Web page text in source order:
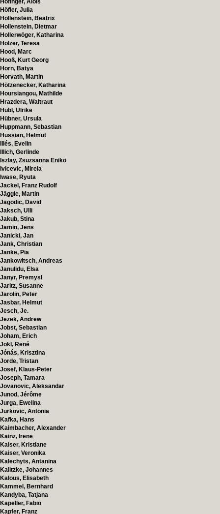
Hofinger, Alois
Höfler, Julia
Hollenstein, Beatrix
Hollenstein, Dietmar
Hollerwöger, Katharina
Holzer, Teresa
Hood, Marc
Hooß, Kurt Georg
Horn, Batya
Horvath, Martin
Hötzenecker, Katharina
Hoursiangou, Mathilde
Hrazdera, Waltraut
Hübl, Ulrike
Hübner, Ursula
Huppmann, Sebastian
Hussian, Helmut
Illés, Evelin
Illich, Gerlinde
Iszlay, Zsuzsanna Enikö
Ivicevic, Mirela
Iwase, Ryuta
Jackel, Franz Rudolf
Jäggle, Martin
Jagodic, David
Jaksch, Ulli
Jakub, Stina
Jamin, Jens
Janicki, Jan
Jank, Christian
Janke, Pia
Jankowitsch, Andreas
Janulidu, Elsa
Janyr, Premysl
Jaritz, Susanne
Jarolin, Peter
Jasbar, Helmut
Jesch, Je.
Jezek, Andrew
Jobst, Sebastian
Joham, Erich
Jokl, René
Jónás, Krisztina
Jorde, Tristan
Josef, Klaus-Peter
Joseph, Tamara
Jovanovic, Aleksandar
Junod, Jérôme
Jurga, Ewelina
Jurkovic, Antonia
Kafka, Hans
Kaimbacher, Alexander
Kainz, Irene
Kaiser, Kristiane
Kaiser, Veronika
Kalechyts, Antanina
Kalitzke, Johannes
Kalous, Elisabeth
Kammel, Bernhard
Kandyba, Tatjana
Kapeller, Fabio
Kapfer, Franz